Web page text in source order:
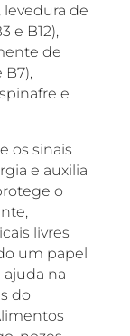
levedura de
e B12),
de
B7),
e
os sinais
e auxilia
o
livres
um papel
ajuda na
do